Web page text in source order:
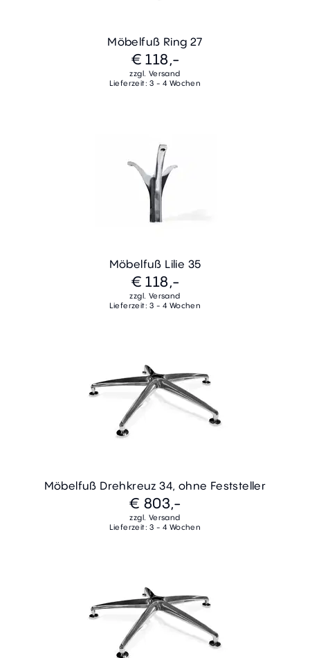
Möbelfuß Ring 27
€ 118,-
zzgl. Versand
Lieferzeit: 3 - 4 Wochen
Möbelfuß Lilie 35
€ 118,-
zzgl. Versand
Lieferzeit: 3 - 4 Wochen
Möbelfuß Drehkreuz 34, ohne Feststeller
€ 803,-
zzgl. Versand
Lieferzeit: 3 - 4 Wochen